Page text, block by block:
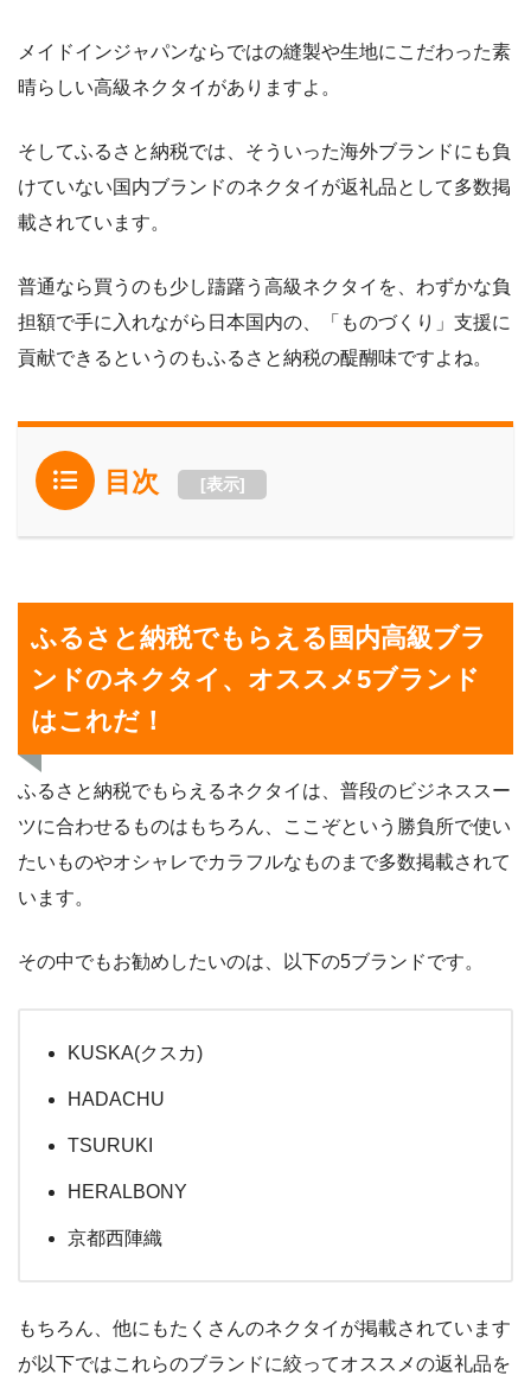
メイドインジャパンならではの縫製や生地にこだわった素
晴らしい高級ネクタイがありますよ。
そしてふるさと納税では、そういった海外ブランドにも負
けていない国内ブランドのネクタイが返礼品として多数掲
載されています。
普通なら買うのも少し躊躇う高級ネクタイを、わずかな負
担額で手に入れながら日本国内の、「ものづくり」支援に
貢献できるというのもふるさと納税の醍醐味ですよね。
目次 [表示]
ふるさと納税でもらえる国内高級ブラ
ンドのネクタイ、オススメ5ブランド
はこれだ！
ふるさと納税でもらえるネクタイは、普段のビジネススー
ツに合わせるものはもちろん、ここぞという勝負所で使い
たいものやオシャレでカラフルなものまで多数掲載されて
います。
その中でもお勧めしたいのは、以下の5ブランドです。
KUSKA(クスカ)
HADACHU
TSURUKI
HERALBONY
京都西陣織
もちろん、他にもたくさんのネクタイが掲載されています
が以下ではこれらのブランドに絞ってオススメの返礼品を